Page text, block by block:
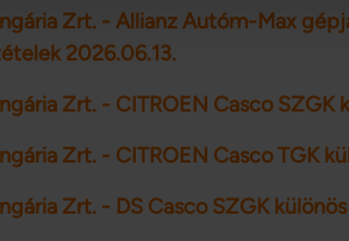
gyűjtöttek.
Zrt. - Allianz Autóm-Max
2026.06.13.
Zrt. - CITROEN Casco SZGK
Zrt. - CITROEN Casco TGK
Zrt. - DS Casco SZGK